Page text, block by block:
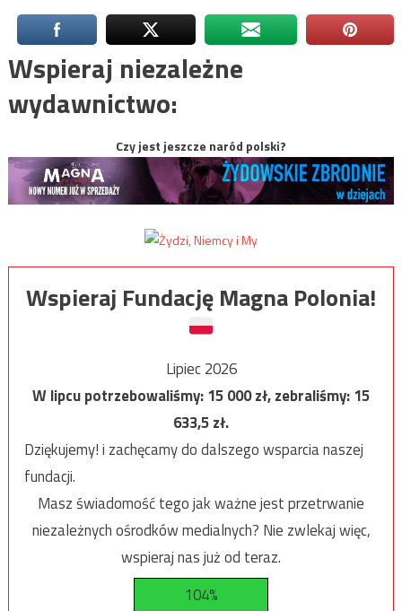
Wspieraj niezależne
wydawnictwo:
Czy jest jeszcze naród polski?
Wspieraj Fundację Magna Polonia!
Lipiec 2026
W lipcu potrzebowaliśmy:15 000zł, zebraliśmy:15
633,5zł.
Dziękujemy! i zachęcamy do dalszego wsparcia naszej
fundacji.
Masz świadomość tego jak ważne jest przetrwanie
niezależnych ośrodków medialnych? Nie zwlekaj więc,
wspieraj nas już od teraz.
104%